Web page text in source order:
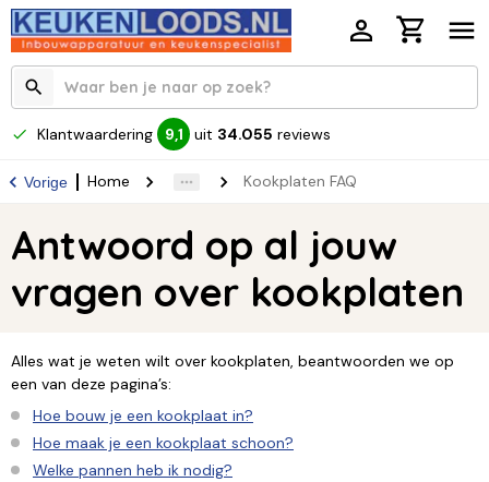
Klantwaardering 9,1 uit 34.055 reviews
Vorige Home Kookplaten FAQ
Antwoord op al jouw
vragen over kookplaten
Alles wat je weten wilt over kookplaten, beantwoorden we op
een van deze pagina’s:
Hoe bouw je een kookplaat in?
Hoe maak je een kookplaat schoon?
Welke pannen heb ik nodig?